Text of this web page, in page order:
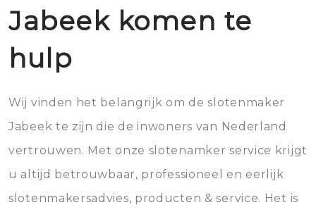
Jabeek komen te
hulp
Wij vinden het belangrijk om de slotenmaker
Jabeek te zijn die de inwoners van Nederland
vertrouwen. Met onze slotenamker service krijgt
u altijd betrouwbaar, professioneel en eerlijk
slotenmakersadvies, producten & service. Het is